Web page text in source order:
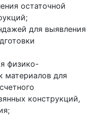
остаточной
для выявления
физико-
материалов для
конструкций,